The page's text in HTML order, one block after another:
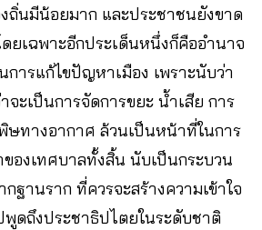
งถิ่นมีน้อยมาก และประชาชนยังขาด
ดยเฉพาะอีกประเด็นหนึ่งก็คืออำนาจ
ารแก้ไขปัญหาเมือง เพราะนับว่า
จะเป็นการจัดการขยะ​ น้ำเสีย การ
ษทางอากาศ​ ล้วนเป็นหน้าที่ในการ
องเทศบาลทั้งสิ้น นับเป็นกระบวน
ฐานราก ที่ควรจะสร้างความเข้าใจ
พูดถึงประชาธิปไตยในระดับชาติ